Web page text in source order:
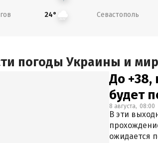
24° Севастополь
погоды Украины и
До +38,
будет
8 августа, 08:00
В эти
ожидается